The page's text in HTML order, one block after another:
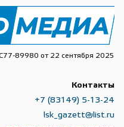
89980 от 22 сентября 2025
Контакты
+7 (83149) 5-13-24
lsk_gazett@list.ru